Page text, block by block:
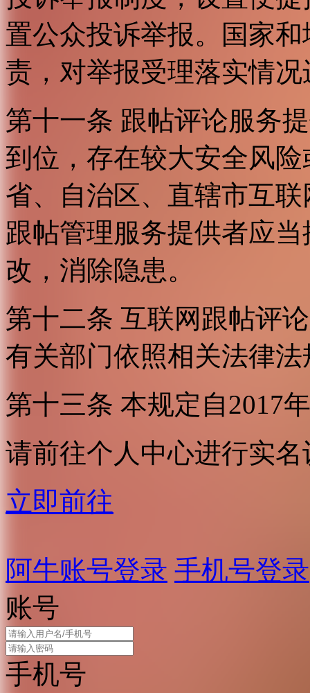
置公众投诉举报。国家
责，对举报受理落实情
第十一条 跟帖评论服务
到位，存在较大安全风
省、自治区、直辖市互
跟帖管理服务提供者应
改，消除隐患。
第十二条 互联网跟帖评
有关部门依照相关法律
第十三条 本规定自2017
请前往个人中心进行实名
立即前往
阿牛账号登录 手机号登录
账号
手机号